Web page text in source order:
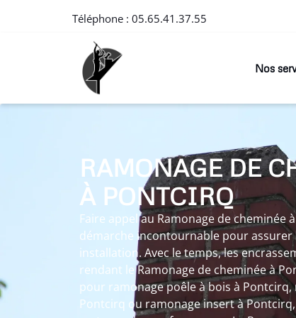
Téléphone : 05.65.41.37.55
Nos
RAMONAGE DE
À PONTCIRQ
Faire appel au Ramonage de cheminée
démarche incontournable pour
installation. Avec le temps, les
rendant le Ramonage de cheminée à
pour ramonage poêle à bois à
Pontcirq ou ramonage insert à